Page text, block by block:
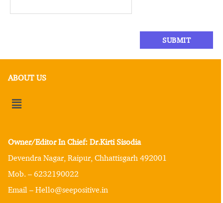
ABOUT US
Owner/Editor In Chief: Dr.Kirti Sisodia
Devendra Nagar, Raipur, Chhattisgarh 492001
Mob. – 6232190022
Email – Hello@seepositive.in